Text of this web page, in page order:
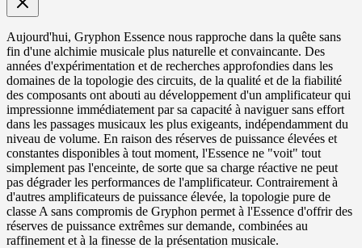
Aujourd'hui, Gryphon Essence nous rapproche dans la quête sans
fin d'une alchimie musicale plus naturelle et convaincante. Des
années d'expérimentation et de recherches approfondies dans les
domaines de la topologie des circuits, de la qualité et de la fiabilité
des composants ont abouti au développement d'un amplificateur qui
impressionne immédiatement par sa capacité à naviguer sans effort
dans les passages musicaux les plus exigeants, indépendamment du
niveau de volume. En raison des réserves de puissance élevées et
constantes disponibles à tout moment, l'Essence ne "voit" tout
simplement pas l'enceinte, de sorte que sa charge réactive ne peut
pas dégrader les performances de l'amplificateur. Contrairement à
d'autres amplificateurs de puissance élevée, la topologie pure de
classe A sans compromis de Gryphon permet à l'Essence d'offrir des
réserves de puissance extrêmes sur demande, combinées au
raffinement et à la finesse de la présentation musicale.